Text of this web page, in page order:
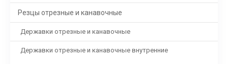
Резцы отрезные и канавочные
Державки отрезные и канавочные
Державки отрезные и канавочные внутренние